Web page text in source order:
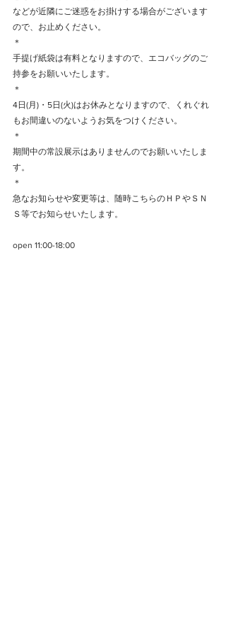
などが近隣にご迷惑をお掛けする場合がございます
ので、お止めください。
＊
手提げ紙袋は有料となりますので、エコバッグのご
持参をお願いいたします。​
＊
4日(月)・5日(火)はお休みとなりますので、くれぐれ
もお間違いのないようお気をつけください。
＊
​期間中の常設展示はありませんのでお願いいたしま
す。
＊
急なお知らせや変更等は、随時こちらのＨＰやＳＮ
Ｓ等でお知らせいたします。
open 11:00-18:00